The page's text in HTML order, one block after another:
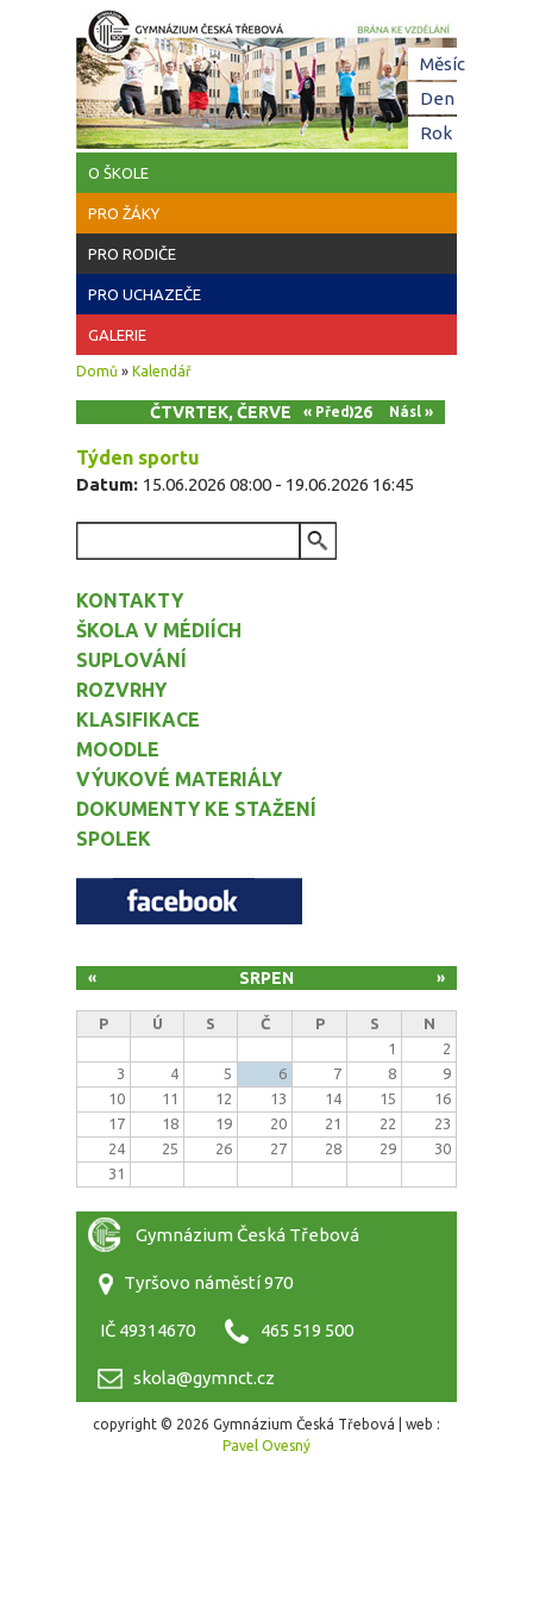
Přejít k hlavnímu obsahu
O ŠKOLE
PRO ŽÁKY
PRO RODIČE
PRO UCHAZEČE
GALERIE
Jste zde
Domů » Kalendář
ČTVRTEK, ČERVEN 18, 2026
« Před Násl »
Týden sportu
Datum: 15.06.2026 08:00 - 19.06.2026 16:45
KONTAKTY
ŠKOLA V MÉDIÍCH
SUPLOVÁNÍ
ROZVRHY
KLASIFIKACE
MOODLE
VÝUKOVÉ MATERIÁLY
DOKUMENTY KE STAŽENÍ
SPOLEK
SRPEN
« »
P Ú S Č P S
N
1
2
3
4 5 6 7 8
9
10
11 12 13 14 15
16
17
18 19 20 21 22
23
24
25 26 27 28 29
30
31
Gymnázium Česká Třebová
Tyršovo náměstí 970
IČ 49314670 465 519 500
skola@gymnct.cz
copyright © 2026 Gymnázium Česká Třebová | web :
Pavel Ovesný
Měsíc
Den(aktivní
Rok